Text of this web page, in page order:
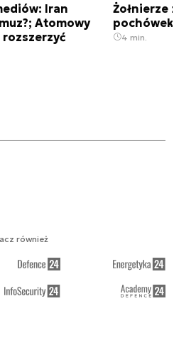
Iran
Atomowy
rozszerzyć
Żołnierze
4 min.
również